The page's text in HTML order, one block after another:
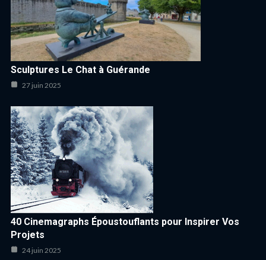
Sculptures Le Chat à Guérande
27 juin 2025
40 Cinemagraphs Époustouflants pour Inspirer Vos
Projets
24 juin 2025